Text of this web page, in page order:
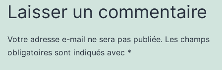
Laisser un commentaire
Votre adresse e-mail ne sera pas publiée. Les champs
obligatoires sont indiqués avec *